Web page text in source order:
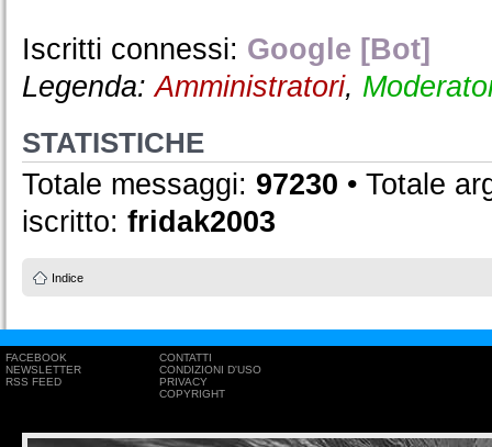
Iscritti connessi: Google [Bot]
Legenda:Amministratori,
STATISTICHE
Totale messaggi: 97230 • Totale
iscritto: fridak2003
Indice
FACEBOOK
NEWSLETTER
RSS FEED
CONTATTI
CONDIZIONI D'USO
PRIVACY
COPYRIGHT